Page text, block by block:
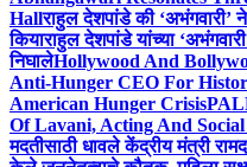
Hallराहुल देशपांडे की ‘अभंगवारी’
कियाराहुल देशपांडे यांच्या
निघालेHollywood And
Anti-Hunger CEO For
American Hunger Crisis
Of Lavani, Acting And
मदतीसाठी धावले केंद्रीय मंत्री